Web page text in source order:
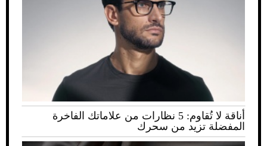
أناقة لا تُقاوم: 5 نظارات من علاماتك الفاخرة
المفضلة تزيد من سحرك